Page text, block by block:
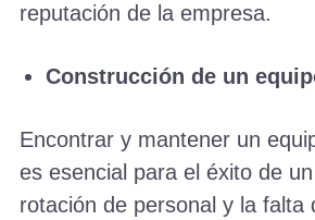
reputación de la empresa.
Construcción de un
Encontrar y mantener un
es esencial para el éxito de
rotación de personal y la falta